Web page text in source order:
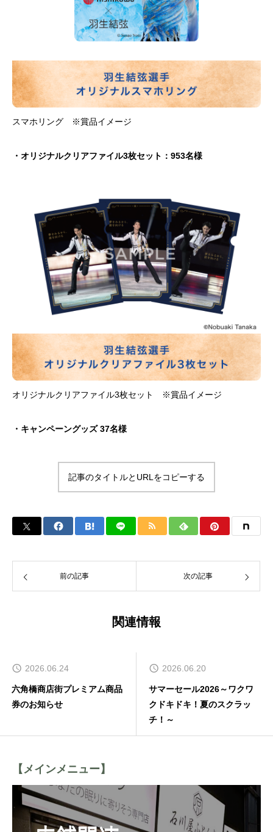
スマホリング ※賞品イメージ
・オリジナルクリアファイル3枚セット：953名様
オリジナルクリアファイル3枚セット ※賞品イメージ
・キャンペーングッズ 37名様
記事のタイトルとURLをコピーする
前の記事 次の記事
関連情報
2026.06.24
六角橋商店街プレミアム商品
券のお知らせ
2026.06.20
サマーセール2026～ワクワ
クドキドキ！夏のスクラッ
チ！～
【メインメニュー】